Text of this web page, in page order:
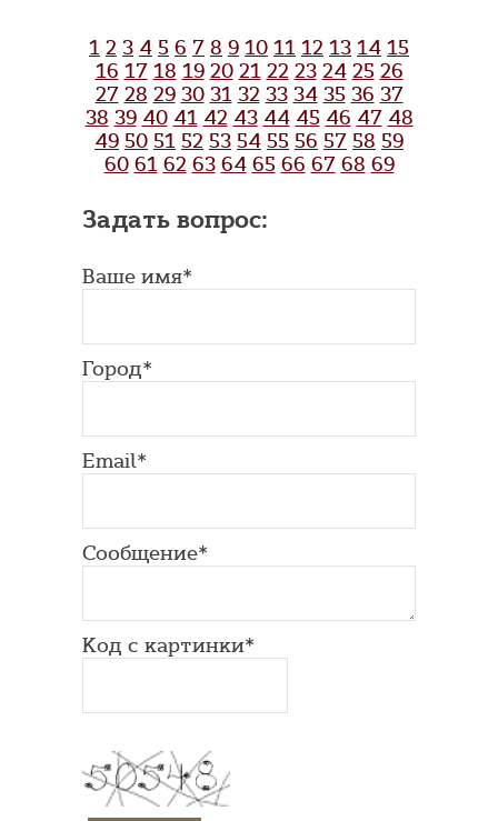
1 2 3 4 5 6 7 8 9 10 11 12 13 14 15
16 17 18 19 20 21 22 23 24 25 26
27 28 29 30 31 32 33 34 35 36 37
38 39 40 41 42 43 44 45 46 47 48
49 50 51 52 53 54 55 56 57 58 59
60 61 62 63 64 65 66 67 68 69
Задать вопрос:
Ваше имя*
Город*
Email*
Сообщение*
Код с картинки*